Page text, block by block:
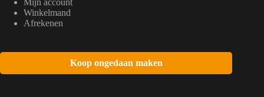
Winkelmand
Afrekenen
Koop ongedaan maken